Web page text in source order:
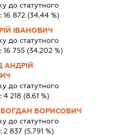
до статутного
16 872 (34.44 %)
ІВАНОВИЧ
до статутного
16 755 (34.202 %)
АНДРІЙ
до статутного
4 218 (8.61 %)
БОРИСОВИЧ
до статутного
2 837 (5.791 %)